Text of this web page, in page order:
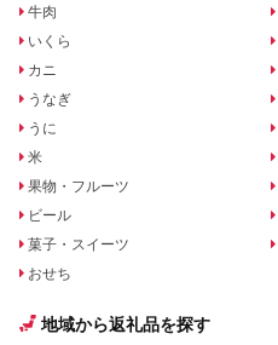
牛肉
いくら
カニ
うなぎ
うに
米
果物・フルーツ
ビール
菓子・スイーツ
おせち
地域から返礼品を探す